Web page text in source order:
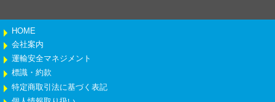
HOME
会社案内
運輸安全マネジメント
標識・約款
特定商取引法に基づく表記